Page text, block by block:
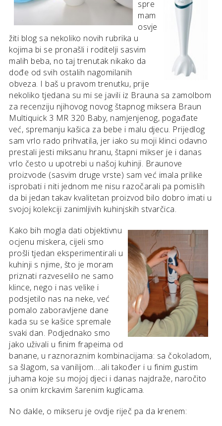
spre
mam
osvje
žiti blog sa nekoliko novih rubrika u
kojima bi se pronašli i roditelji sasvim
malih beba, no taj trenutak nikako da
dođe od svih ostalih nagomilanih
obveza. I baš u pravom trenutku, prije
nekoliko tjedana su mi se javili iz Brauna sa zamolbom
za recenziju njihovog novog štapnog miksera Braun
Multiquick 3 MR 320 Baby, namjenjenog, pogađate
već, spremanju kašica za bebe i malu djecu. Prijedlog
sam vrlo rado prihvatila, jer iako su moji klinci odavno
prestali jesti miksanu hranu, štapni mikser je i danas
vrlo često u upotrebi u našoj kuhinji. Braunove
proizvode (sasvim druge vrste) sam već imala prilike
isprobati i niti jednom me nisu razočarali pa pomislih
da bi jedan takav kvalitetan proizvod bilo dobro imati u
svojoj kolekciji zanimljivih kuhinjskih stvarčica.
Kako bih mogla dati objektivnu
ocjenu miskera, cijeli smo
prošli tjedan eksperimentirali u
kuhinji s njime, što je moram
priznati razveselilo ne samo
klince, nego i nas velike i
podsjetilo nas na neke, već
pomalo zaboravljene dane
kada su se kašice spremale
svaki dan. Podjednako smo
jako uživali u finim frapeima od
banane, u raznoraznim kombinacijama: sa čokoladom,
sa šlagom, sa vanilijom….ali također i u finim gustim
juhama koje su mojoj djeci i danas najdraže, naročito
sa onim krckavim šarenim kuglicama.
No dakle, o mikseru je ovdje riječ pa da krenem: